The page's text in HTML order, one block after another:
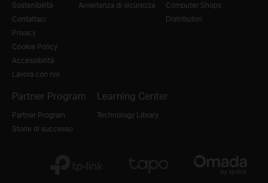
Sostenibilità
Contattaci
Privacy
Cookie Policy
Accessibilità
Lavora con noi
Avvertenza di sicurezza
Computer Shops
Distributori
Partner Program
Partner Program
Storie di successo
Learning Center
Technology Library